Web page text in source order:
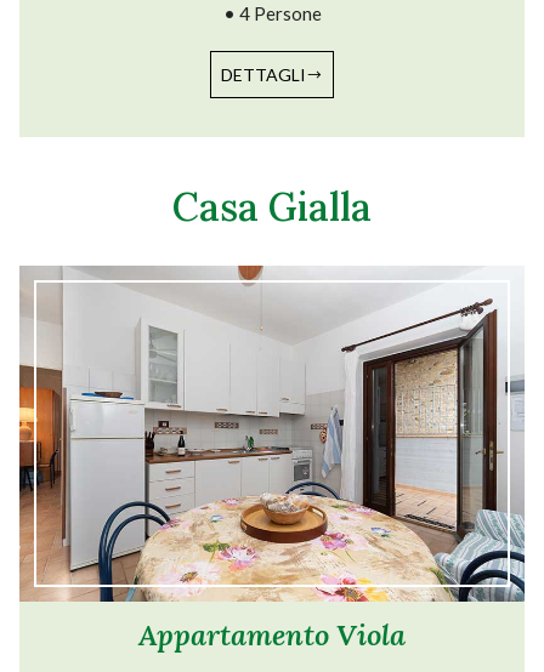
• 4 Persone
DETTAGLI
Casa Gialla
Appartamento Viola